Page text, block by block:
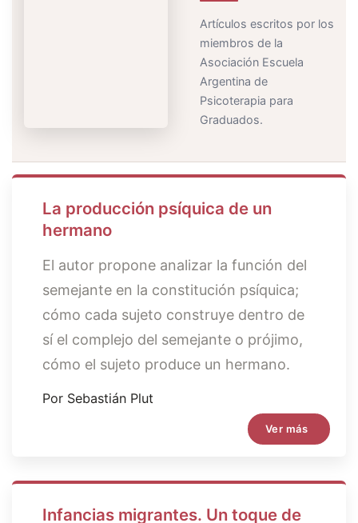
Artículos escritos por los
miembros de la
Asociación Escuela
Argentina de
Psicoterapia para
Graduados.
La producción psíquica de un
hermano
El autor propone analizar la función del
semejante en la constitución psíquica;
cómo cada sujeto construye dentro de
sí el complejo del semejante o prójimo,
cómo el sujeto produce un hermano.
Por Sebastián Plut
Ver más
Infancias migrantes. Un toque de